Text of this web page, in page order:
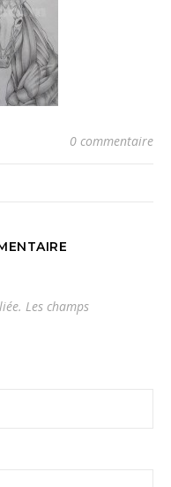
0 commentaire
Les champs